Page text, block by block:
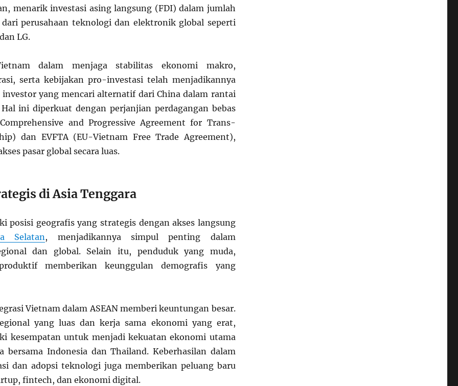
menarik investasi asing langsung (FDI) dalam jumlah
perusahaan teknologi dan elektronik global seperti
LG.
dalam menjaga stabilitas ekonomi makro,
serta kebijakan pro-investasi telah menjadikannya
yang mencari alternatif dari China dalam rantai
ini diperkuat dengan perjanjian perdagangan bebas
and Progressive Agreement for Trans-
dan EVFTA (EU-Vietnam Free Trade Agreement),
pasar global secara luas.
di Asia Tenggara
posisi geografis yang strategis dengan akses langsung
Selatan, menjadikannya simpul penting dalam
dan global. Selain itu, penduduk yang muda,
memberikan keunggulan demografis yang
Vietnam dalam ASEAN memberi keuntungan besar.
yang luas dan kerja sama ekonomi yang erat,
kesempatan untuk menjadi kekuatan ekonomi utama
bersama Indonesia dan Thailand. Keberhasilan dalam
dan adopsi teknologi juga memberikan peluang baru
fintech, dan ekonomi digital.